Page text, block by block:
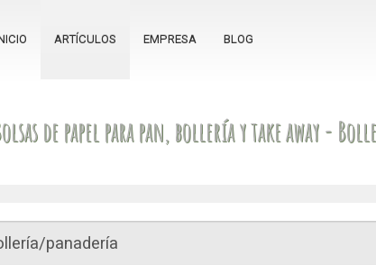
ARTÍCULOS EMPRESA BLOG
de papel para pan, bollería y take away -